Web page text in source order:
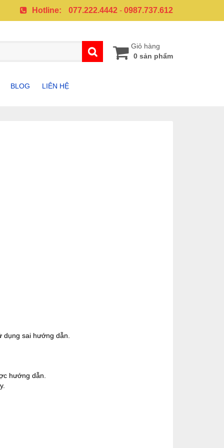
Hotline: 077.222.4442 - 0987.737.612
Giỏ hàng
0 sản phẩm
BLOG LIÊN HỆ
sai hướng dẫn.
hướng dẫn.